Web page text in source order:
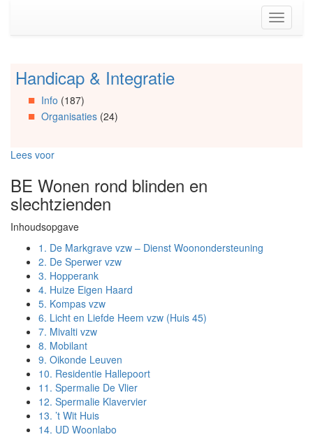
(Accesskey
Toggle
Spring
Artikels
Spring
Spring
Organisaties
Spring
Social
media
Handicap & Integratie
Info (187)
Organisaties(24)
Lees voor
BE Wonen rond blinden en
slechtzienden
Inhoudsopgave
1. De Markgrave vzw – Dienst Woonondersteuning
2. De Sperwer vzw
3. Hopperank
4. Huize Eigen Haard
5. Kompas vzw
6. Licht en Liefde Heem vzw (Huis 45)
7. Mivalti vzw
8. Mobilant
9. Oikonde Leuven
10. Residentie Hallepoort
11. Spermalie De Vlier
12. Spermalie Klavervier
13. ’t Wit Huis
14. UD Woonlabo